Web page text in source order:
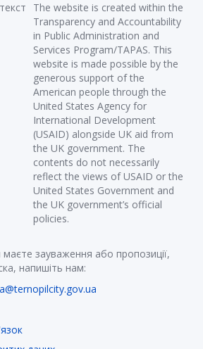
The website is created within the
Transparency and Accountability
in Public Administration and
Services Program/TAPAS. This
website is made possible by the
generous support of the
American people through the
United States Agency for
International Development
(USAID) alongside UK aid from
the UK government. The
contents do not necessarily
reflect the views of USAID or the
United States Government and
the UK government’s official
policies.
зауваження або пропозиції,
напишіть нам: